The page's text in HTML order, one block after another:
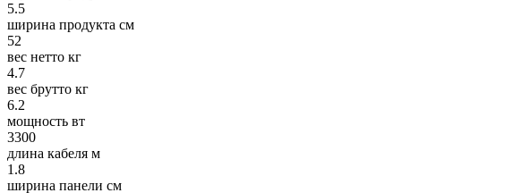
5.5
ширина продукта см
52
вес нетто кг
4.7
вес брутто кг
6.2
мощность вт
3300
длина кабеля м
1.8
ширина панели см